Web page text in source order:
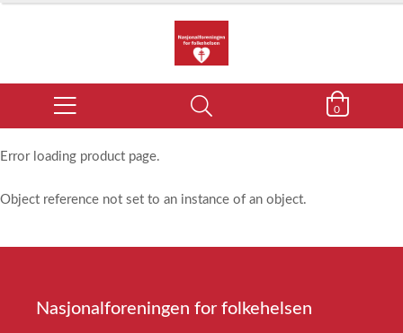
0
Error loading product page.
Object reference not set to an instance of an object.
Nasjonalforeningen for folkehelsen